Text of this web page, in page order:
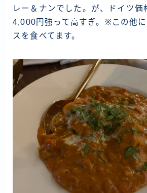
レー＆ナンでした。が、ドイツ価
4,000円強って高すぎ。※この他
スを食べてます。